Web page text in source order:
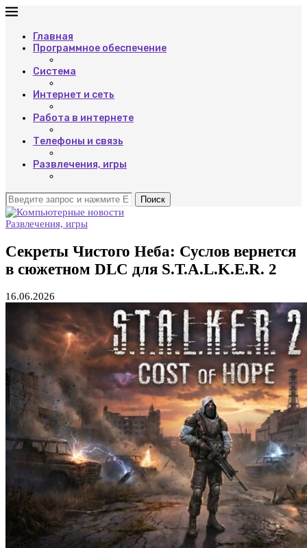
Главная
Программное обеспечение
Система
Интернет и сеть
Работа в интернете
Телефоны и связь
Развлечения, игры
Поиск
Развлечения, игры
Секреты Чистого Неба: Суслов вернется
в сюжетном DLC для S.T.A.L.K.E.R. 2
16.06.2026